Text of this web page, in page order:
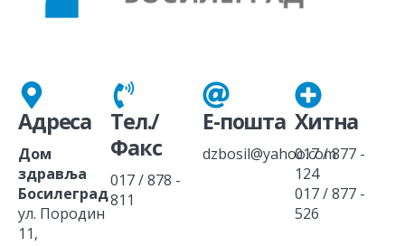
Адреса
Дом
здравља
Босилеград
ул. Породин
11,
Тел./
Факс
017 / 878 -
811
Е-пошта
dzbosil@yahoo.com
Хитна
017 / 877 -
124
017 / 877 -
526